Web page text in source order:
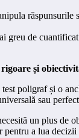
răspunsurile
greu de
și
poligraf și o
sau
un plus de
a lua decizii